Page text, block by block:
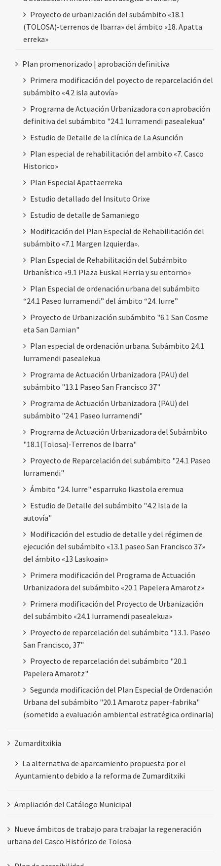
Proyecto de urbanización del subámbito «18.1
(TOLOSA)-terrenos de Ibarra» del ámbito «18. Apatta
erreka»
Plan promenorizado | aprobación definitiva
Primera modificación del poyecto de reparcelación del
subámbito «4.2 isla autovía»
Programa de Actuación Urbanizadora con aprobación
definitiva del subámbito "24.1 Iurramendi pasealekua"
Estudio de Detalle de la clínica de La Asunción
Plan especial de rehabilitación del ambito «7. Casco
Historico»
Plan Especial Apattaerreka
Estudio detallado del Insituto Orixe
Estudio de detalle de Samaniego
Modificación del Plan Especial de Rehabilitación del
subámbito «7.1 Margen Izquierda».
Plan Especial de Rehabilitación del Subámbito
Urbanístico «9.1 Plaza Euskal Herria y su entorno»
Plan Especial de ordenación urbana del subámbito
“24.1 Paseo Iurramendi” del ámbito “24. Iurre”
Proyecto de Urbanización subámbito "6.1 San Cosme
eta San Damian"
Plan especial de ordenación urbana. Subámbito 24.1
Iurramendi pasealekua
Programa de Actuación Urbanizadora (PAU) del
subámbito "13.1 Paseo San Francisco 37"
Programa de Actuación Urbanizadora (PAU) del
subámbito "24.1 Paseo Iurramendi"
Programa de Actuación Urbanizadora del Subámbito
"18.1(Tolosa)-Terrenos de Ibarra"
Proyecto de Reparcelación del subámbito "24.1 Paseo
Iurramendi"
Ámbito "24. Iurre" esparruko Ikastola eremua
Estudio de Detalle del subámbito "4.2 Isla de la
autovía"
Modificación del estudio de detalle y del régimen de
ejecución del subámbito «13.1 paseo San Francisco 37»
del ámbito «13 Laskoain»
Primera modificación del Programa de Actuación
Urbanizadora del subámbito «20.1 Papelera Amarotz»
Primera modificación del Proyecto de Urbanización
del subámbito «24.1 Iurramendi pasealekua»
Proyecto de reparcelación del subámbito "13.1. Paseo
San Francisco, 37"
Proyecto de reparcelación del subámbito "20.1
Papelera Amarotz"
Segunda modificación del Plan Especial de Ordenación
Urbana del subámbito "20.1 Amarotz paper-fabrika"
(sometido a evaluación ambiental estratégica ordinaria)
Zumarditxikia
La alternativa de aparcamiento propuesta por el
Ayuntamiento debido a la reforma de Zumarditxiki
Ampliación del Catálogo Municipal
Nueve ámbitos de trabajo para trabajar la regeneración
urbana del Casco Histórico de Tolosa